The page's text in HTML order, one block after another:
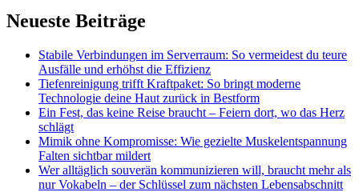
Neueste Beiträge
Stabile Verbindungen im Serverraum: So vermeidest du teure
Ausfälle und erhöhst die Effizienz
Tiefenreinigung trifft Kraftpaket: So bringt moderne
Technologie deine Haut zurück in Bestform
Ein Fest, das keine Reise braucht – Feiern dort, wo das Herz
schlägt
Mimik ohne Kompromisse: Wie gezielte Muskelentspannung
Falten sichtbar mildert
Wer alltäglich souverän kommunizieren will, braucht mehr als
nur Vokabeln – der Schlüssel zum nächsten Lebensabschnitt